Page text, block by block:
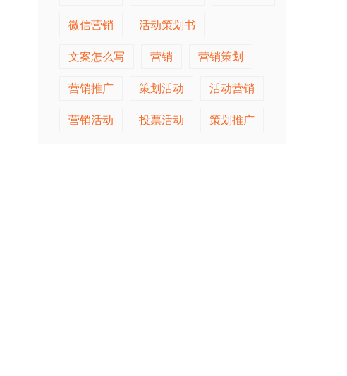
微信营销 活动策划书
文案怎么写 营销 营销策划
营销推广 策划活动 活动营销
营销活动 投票活动 策划推广